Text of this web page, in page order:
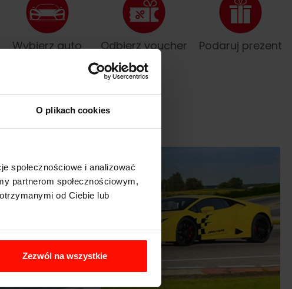
O plikach cookies
społecznościowe i analizować
partnerom społecznościowym,
od Ciebie lub
Zezwól na wszystkie
Wybierz auto Odbierz voucher Podaruj prezent